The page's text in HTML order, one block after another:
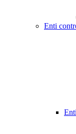
Enti